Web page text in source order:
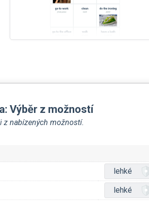
Výběr z možností
z nabízených možností.
lehké
lehké